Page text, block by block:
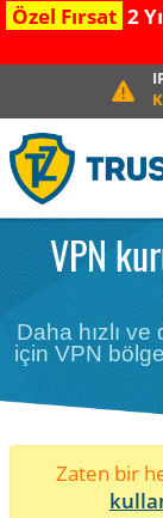
Özel Fırsat 2
VPN
Daha hızlı
için VPN
Zaten bir